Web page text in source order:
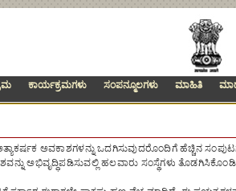
ಕಾರ್ಯಕ್ರಮಗಳು ಸಂಪನ್ಮೂಲಗಳು ಮಾಹಿತಿ
ಅತ್ಯಾಕರ್ಷಕ ಅವಕಾಶಗಳನ್ನು ಒದಗಿಸುವುದರೊಂದಿಗೆ ಹೆಚ್ಚಿನ
ಅಭಿವೃದ್ಧಿಪಡಿಸುವಲ್ಲಿ ಹಲವಾರು ಸಂಸ್ಥೆಗಳು